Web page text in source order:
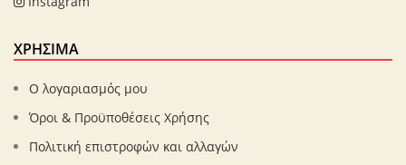
ΧΡΗΣΙΜΑ
Ο λογαριασμός μου
Όροι & Προϋποθέσεις Χρήσης
Πολιτική επιστροφών και αλλαγών